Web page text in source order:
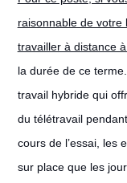
raisonnable de votre
travailler à distance
la durée de ce
travail hybride qui
du télétravail
cours de l’essai, les
sur place que les